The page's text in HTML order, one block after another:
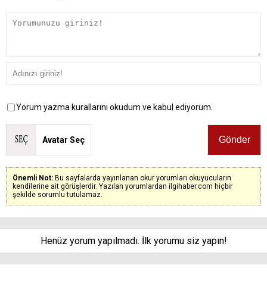
Yorum yazma kurallarını okudum ve kabul ediyorum.
Avatar Seç
Önemli Not: Bu sayfalarda yayınlanan okur yorumları okuyucuların
kendilerine ait görüşlerdir. Yazılan yorumlardan ilgihaber.com hiçbir
şekilde sorumlu tutulamaz.
Henüz yorum yapılmadı. İlk yorumu siz yapın!